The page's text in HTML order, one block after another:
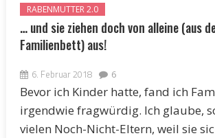
RABENMUTTER 2.0
… und sie ziehen doch von alleine (aus
Familienbett) aus!
6. Februar 2018 6
Bevor ich Kinder hatte, fand ich
irgendwie fragwürdig. Ich glaube,
vielen Noch-Nicht-Eltern, weil sie